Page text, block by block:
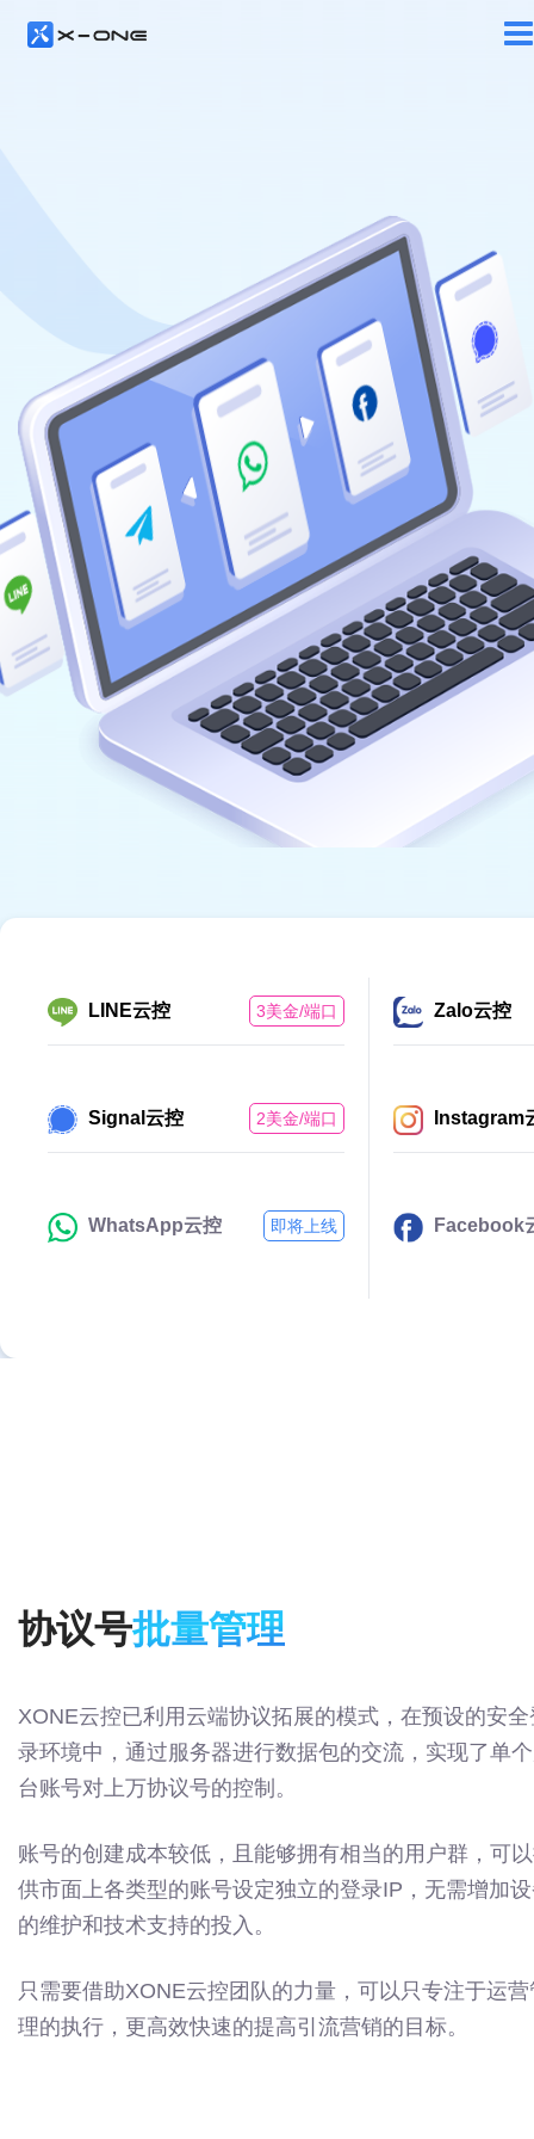
LINE云控 3美金/端口 Zalo云控
Signal云控 2美金/端口 Instagram
WhatsApp云控 即将上线 Facebook
协议号批量管理
XONE云控已利用云端协议拓展的模式，在预设的安全
录环境中，通过服务器进行数据包的交流，实现了单
台账号对上万协议号的控制。
账号的创建成本较低，且能够拥有相当的用户群，可
供市面上各类型的账号设定独立的登录IP，无需增加
的维护和技术支持的投入。
只需要借助XONE云控团队的力量，可以只专注于运营
理的执行，更高效快速的提高引流营销的目标。